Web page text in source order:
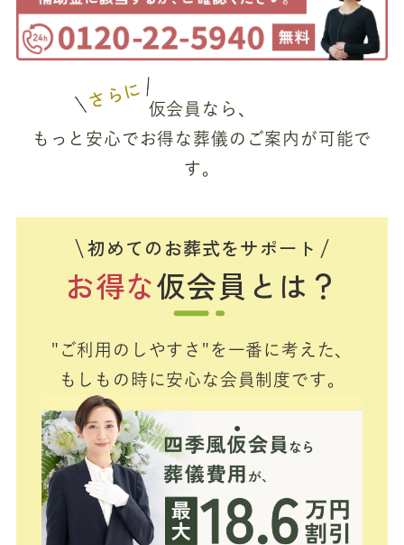
さらに 仮会員なら、
もっと安心でお得な葬儀のご案内が可能で
す。
初めてのお葬式をサポート
お得な仮会員とは？
"ご利用のしやすさ"を一番に考えた、
もしもの時に安心な会員制度です。